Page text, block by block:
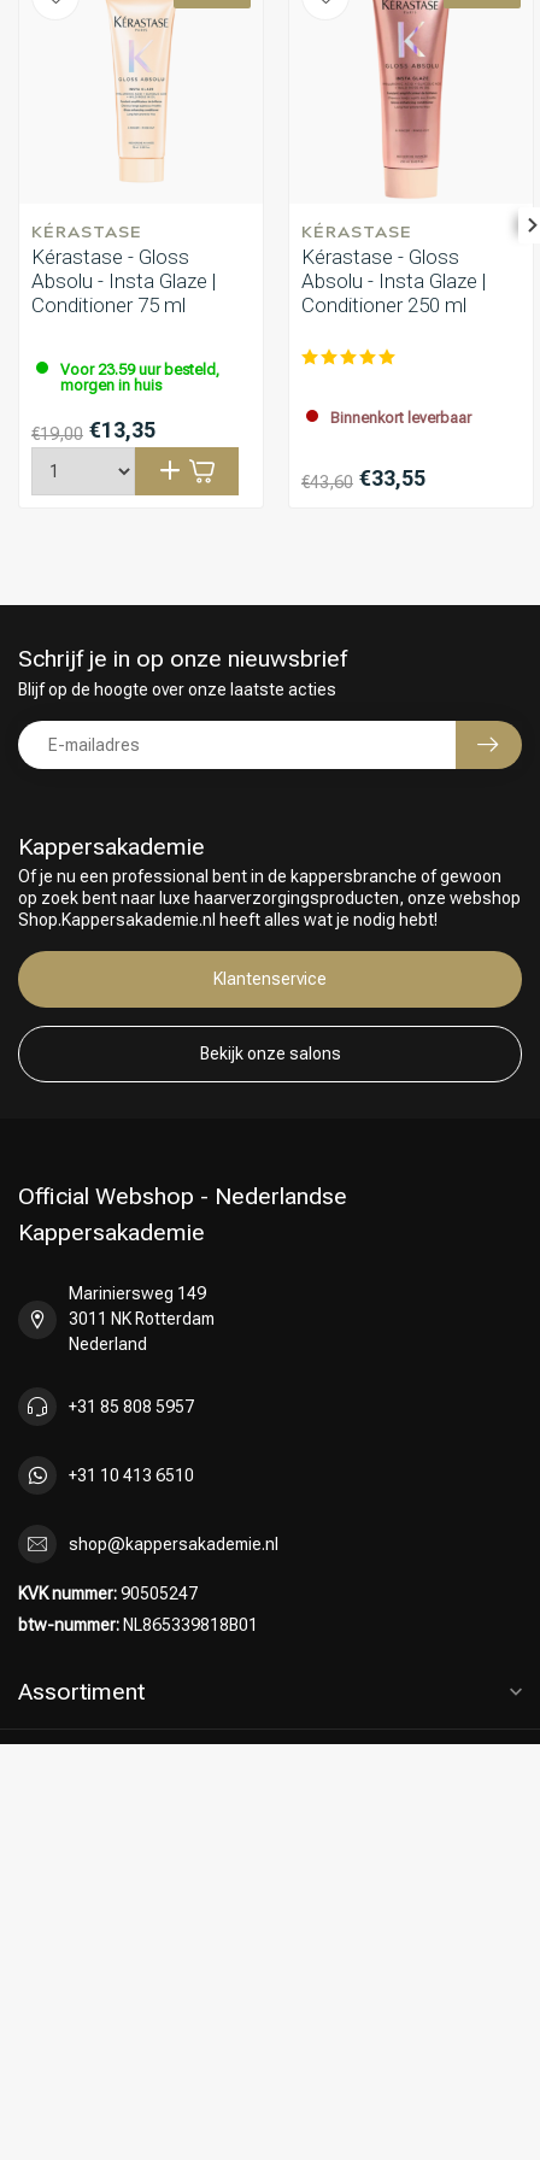
Keuze van onze Kappers
KÉRASTASE
Kérastase - Gloss
Absolu - Insta Glaze |
Conditioner 75 ml
Voor 23.59 uur besteld,
morgen in huis
€19,00 €13,35
KÉRASTASE
Kérastase - Gloss
Absolu - Insta Glaze |
Conditioner 250 ml
Binnenkort leverbaar
€43,60 €33,55
Kappersakademie
Of je nu een professional bent in de kappersbranche of gewoon
op zoek bent naar luxe haarverzorgingsproducten, onze webshop
Shop.Kappersakademie.nl heeft alles wat je nodig hebt!
Klantenservice
Bekijk onze salons
Schrijf je in op onze nieuwsbrief
Blijf op de hoogte over onze laatste acties
Official Webshop - Nederlandse
Kappersakademie
Mariniersweg 149
3011 NK Rotterdam
Nederland
+31 85 808 5957
+31 10 413 6510
shop@kappersakademie.nl
KVK nummer:90505247
btw-nummer: NL865339818B01
Assortiment